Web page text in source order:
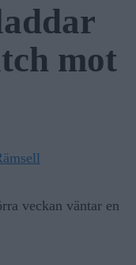
mot
veckan väntar en